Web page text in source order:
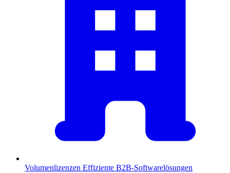
Volumenlizenzen Effiziente B2B-Softwarelösungen